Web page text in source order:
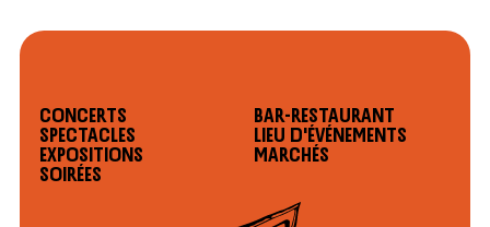
Concerts
Spectacles
Expositions
Soirées
Bar-restaurant
Lieu d'événements
Marchés